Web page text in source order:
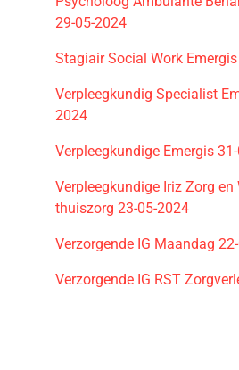
29-05-2024
Stagiair Social Work
Verpleegkundig Specialist
2024
Verpleegkundige Emergis
Verpleegkundige Iriz Zorg en
thuiszorg 23-05-2024
Verzorgende IG Maandag
Verzorgende IG RST